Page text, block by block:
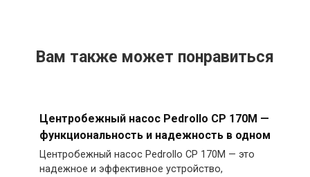
Вам также может понравиться
Центробежный насос Pedrollo CP 170M —
функциональность и надежность в одном
Центробежный насос Pedrollo CP 170M — это
надежное и эффективное устройство,